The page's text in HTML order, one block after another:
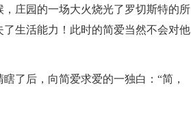
庄园的一场大火烧光了罗切斯特的所
生活能力！此时的简爱当然不会对他
了后，向简爱求爱的一独白：“简，